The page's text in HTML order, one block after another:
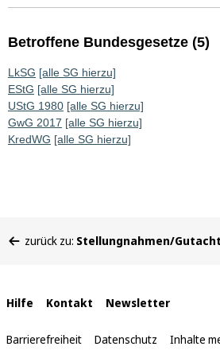
Betroffene Bundesgesetze (5)
LkSG [alle SG hierzu]
EStG [alle SG hierzu]
UStG 1980 [alle SG hierzu]
GwG 2017 [alle SG hierzu]
KredWG [alle SG hierzu]
befinden
zurück zu: Stellungnahmen/
Interne
Links
Hilfe Kontakt Newsletter
Barrierefreiheit Datenschutz Inhalte